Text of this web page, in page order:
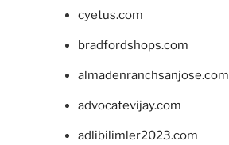
cyetus.com
bradfordshops.com
almadenranchsanjose.com
advocatevijay.com
adlibilimler2023.com